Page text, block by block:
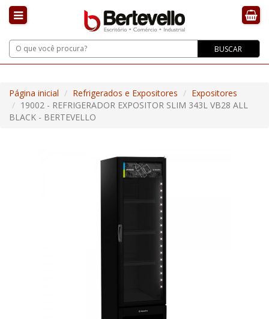
BUSCAR
Página inicial Refrigerados e Expositores
Expositores
19002 - REFRIGERADOR EXPOSITOR SLIM 343L VB28 ALL
BLACK - BERTEVELLO